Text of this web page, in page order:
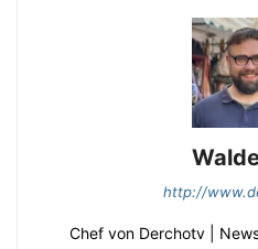
http://
Chef von Derchotv |